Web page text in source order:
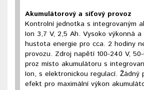
Akumulátorový a síťový provoz
Kontrolní jednotka s integrovaným
Ion 3,7 V, 2,5 Ah. Vysoko výkonná a
hustota energie pro cca. 2 hodiny
provozu. Zdroj napětí 100-240 V,
proz místo akumulátoru s
Ion, s elektronickou regulací. Žádný
efekt pro maximální výkon